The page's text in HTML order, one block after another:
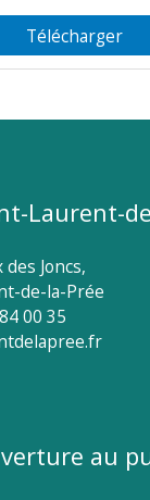
Télécharger
Laurent-
Joncs,
de-la-Prée
00 35
au